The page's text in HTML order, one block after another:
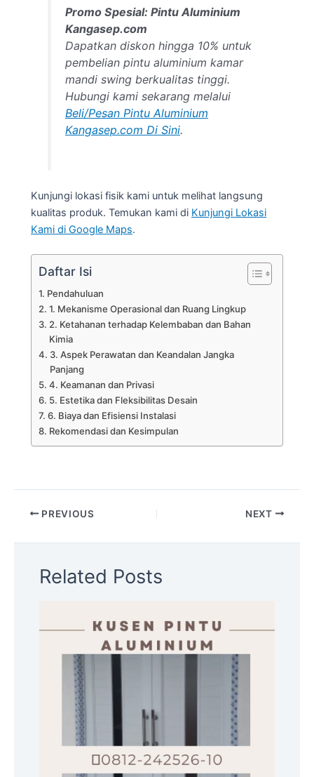
Promo Spesial: Pintu Aluminium
Kangasep.com
Dapatkan diskon hingga 10% untuk
pembelian pintu aluminium kamar
mandi swing berkualitas tinggi.
Hubungi kami sekarang melalui
Beli/Pesan Pintu Aluminium
Kangasep.com Di Sini.
Kunjungi lokasi fisik kami untuk melihat langsung
kualitas produk. Temukan kami di Kunjungi Lokasi
Kami di Google Maps.
Daftar Isi
Pendahuluan
1. Mekanisme Operasional dan Ruang Lingkup
2. Ketahanan terhadap Kelembaban dan Bahan
Kimia
3. Aspek Perawatan dan Keandalan Jangka
Panjang
4. Keamanan dan Privasi
5. Estetika dan Fleksibilitas Desain
6. Biaya dan Efisiensi Instalasi
Rekomendasi dan Kesimpulan
PREVIOUS NEXT
Related Posts